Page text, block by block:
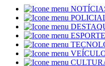
ESPORTE